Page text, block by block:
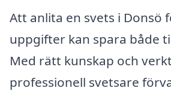
Att anlita en svets i Donsö
uppgifter kan spara både
Med rätt kunskap och
professionell svetsare